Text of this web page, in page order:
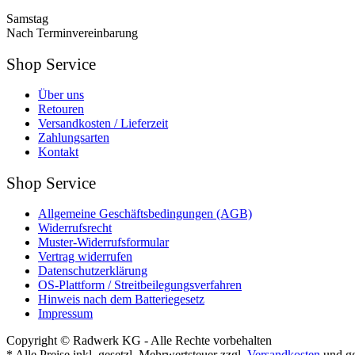
Samstag
Nach Terminvereinbarung
Shop Service
Über uns
Retouren
Versandkosten / Lieferzeit
Zahlungsarten
Kontakt
Shop Service
Allgemeine Geschäftsbedingungen (AGB)
Widerrufsrecht
Muster-Widerrufsformular
Vertrag widerrufen
Datenschutzerklärung
OS-Plattform / Streitbeilegungsverfahren
Hinweis nach dem Batteriegesetz
Impressum
Copyright © Radwerk KG - Alle Rechte vorbehalten